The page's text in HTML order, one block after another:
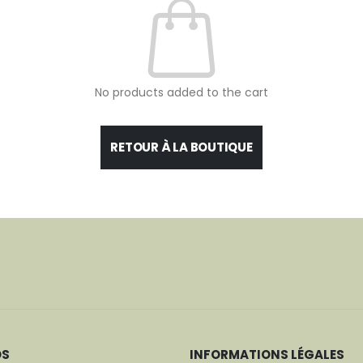
No products added to the cart
RETOUR À LA BOUTIQUE
INFORMATIONS LÉGALES